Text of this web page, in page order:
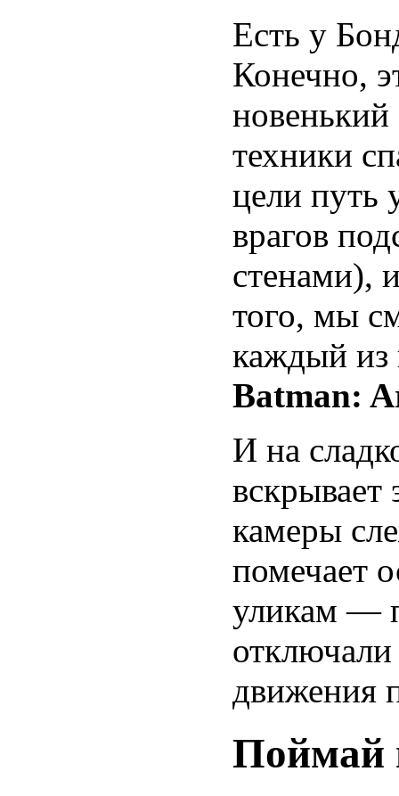
Есть у
Конечно,
техники
цели путь
врагов
стенами),
того, мы
каждый из
Batman:
И на
вскрывает
камеры
помечает
уликам —
движения
Поймай